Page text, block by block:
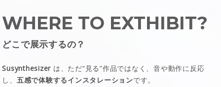
WHERE TO EXTHIBIT?
どこで展示するの？
Susynthesizer は、ただ“見る”作品ではなく、音や動作に反応
し、 五感で体験するインスタレーションです。